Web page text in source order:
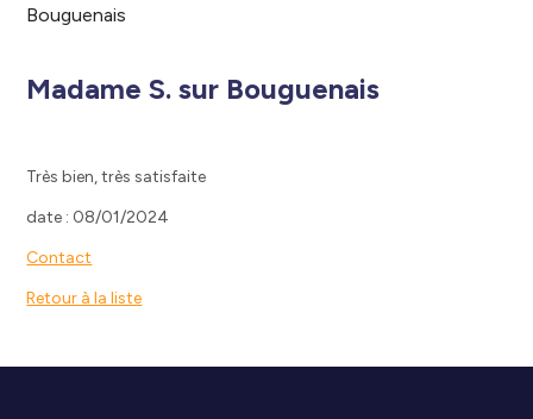
Bouguenais
Madame S. sur Bouguenais
Très bien, très satisfaite
date : 08/01/2024
Contact
Retour à la liste